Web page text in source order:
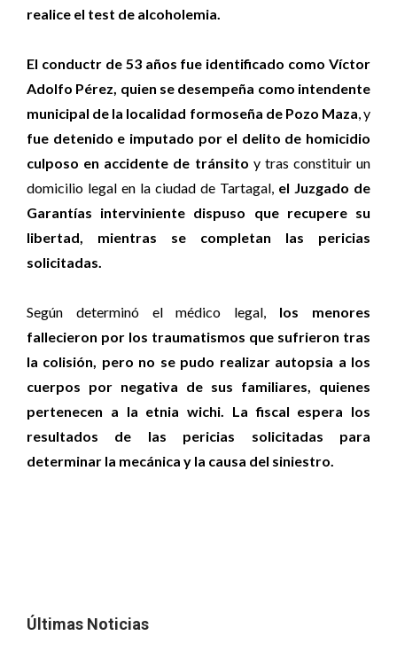
realice el test de alcoholemia.
El conductr de 53 años fue identificado como Víctor
Adolfo Pérez, quien se desempeña como intendente
municipal de la localidad formoseña de Pozo Maza, y
fue detenido e imputado por el delito de homicidio
culposo en accidente de tránsito y tras constituir un
domicilio legal en la ciudad de Tartagal, el Juzgado de
Garantías interviniente dispuso que recupere su
libertad, mientras se completan las pericias
solicitadas.
Según determinó el médico legal, los menores
fallecieron por los traumatismos que sufrieron tras
la colisión, pero no se pudo realizar autopsia a los
cuerpos por negativa de sus familiares, quienes
pertenecen a la etnia wichi. La fiscal espera los
resultados de las pericias solicitadas para
determinar la mecánica y la causa del siniestro.
Últimas Noticias